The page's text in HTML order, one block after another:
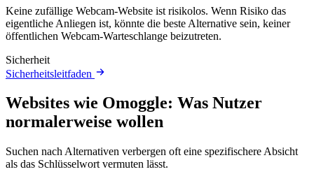
Keine zufällige Webcam-Website ist risikolos. Wenn Risiko das
eigentliche Anliegen ist, könnte die beste Alternative sein, keiner
öffentlichen Webcam-Warteschlange beizutreten.
Sicherheit
Sicherheitsleitfaden
Websites wie Omoggle: Was Nutzer
normalerweise wollen
Suchen nach Alternativen verbergen oft eine spezifischere Absicht
als das Schlüsselwort vermuten lässt.